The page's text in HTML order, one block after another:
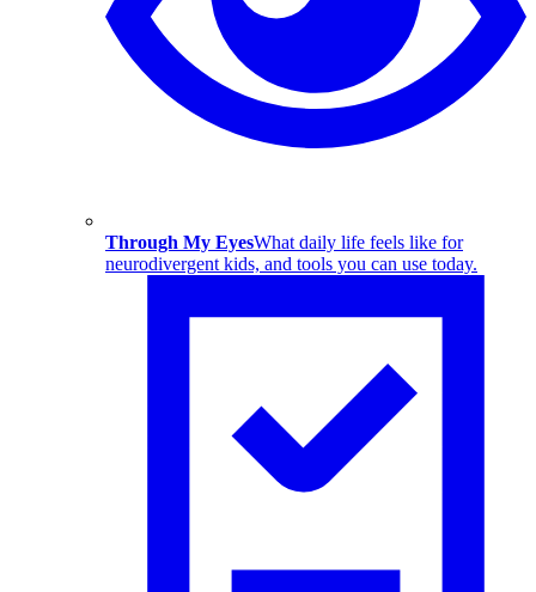
Through My EyesWhat daily life feels like for
neurodivergent kids, and tools you can use today.